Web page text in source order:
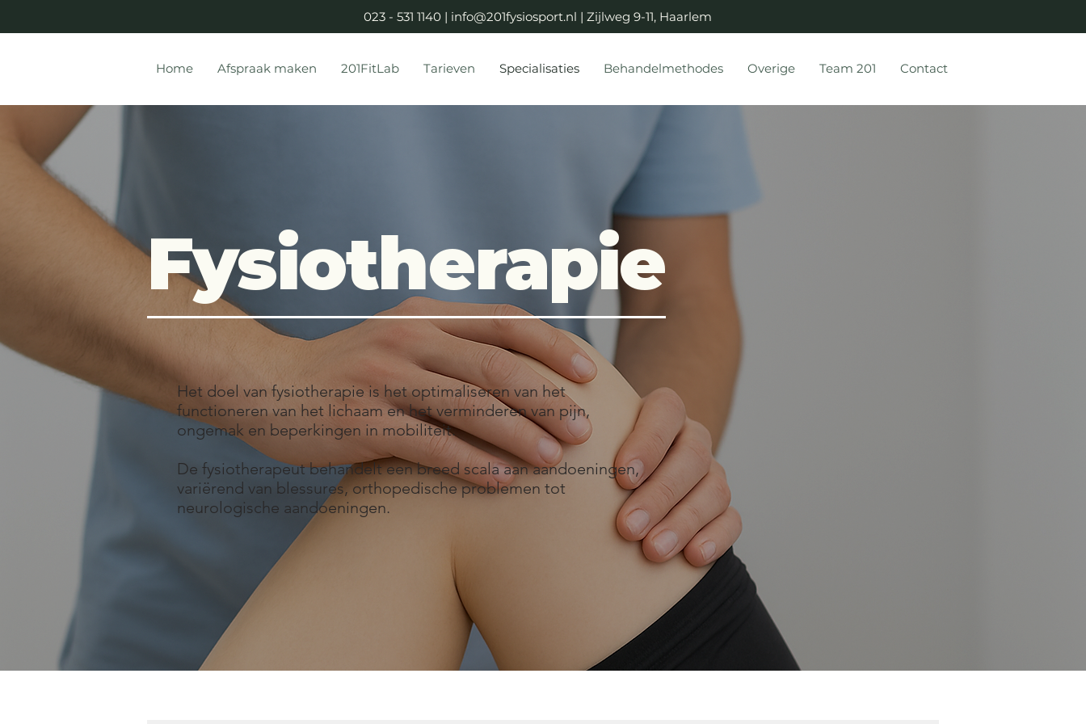
023 - 531 1140 | info@201fysiosport.nl | Zijlweg 9-11, Haarlem
Home Afspraak maken 201FitLab Tarieven Specialisaties Behandelmethodes Overige Team 201 Contact
Fysiotherapie
Het doel van fysiotherapie is het optimaliseren van het
functioneren van het lichaam en het verminderen van pijn,
ongemak en beperkingen in mobiliteit.
De fysiotherapeut behandelt een breed scala aan aandoeningen,
variërend van blessures, orthopedische problemen tot
neurologische aandoeningen.